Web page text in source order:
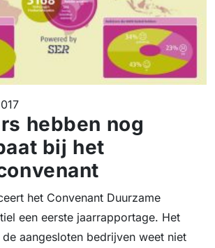
hebben nog
bij het
het Convenant Duurzame
een eerste jaarrapportage. Het
aangesloten bedrijven weet niet